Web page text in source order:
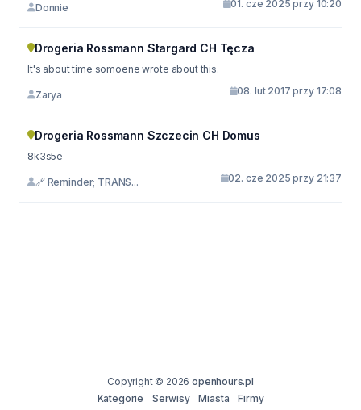
Donnie 01. cze 2025 przy 10:20
Drogeria Rossmann Stargard CH Tęcza
It's about time somoene wrote about this.
Zarya 08. lut 2017 przy 17:08
Drogeria Rossmann Szczecin CH Domus
8k3s5e
🔗 Reminder; TRANS... 02. cze 2025 przy 21:37
Copyright © 2026openhours.pl
Kategorie
Serwisy Miasta
Firmy